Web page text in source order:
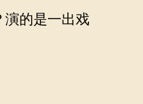
的是一出戏